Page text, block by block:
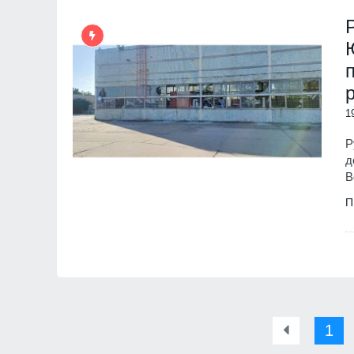
1
11
"Ловци" на
непълнолетни,
Младежкия хълм в
Пловдив
Днес по АМ
няма да се